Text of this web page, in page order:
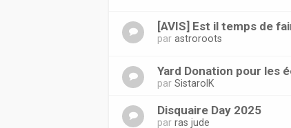
[AVIS] Est il temps de
parastroroots
Yard Donation pour les
parSistarolK
Disquaire Day 2025
parras jude